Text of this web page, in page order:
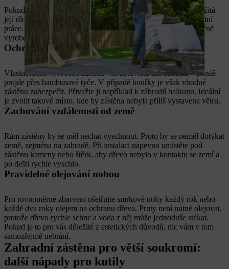
Pokud si chcete vyrobit dřevěnou zástěnu, je pro vás jistě důležitá
její dlouhá životnost. Koneckonců to svědčí o kvalitě vaší vlastní
práce. Následující tipy vám ukážou, jak se můžete z vlastnoručně
vyrobené zástěny těšit spoustu let.
Ochrana zástěny před větrem
Vlastnoručně vyrobené zástěně vítr zpravidla nic neudělá – prostě
projde přes bambusové tyče. V případě bouřky je však vhodné
zástěnu zabezpečit. Přivažte ji například k zábradlí balkonu. Ideální
je zvolit takové místo, kde by zástěna nebyla příliš vystavena větru.
Zachování vzdálenosti od země
Rám zástěny by se měl nechat vyschnout. Proto by se neměl dotýkat
země, zejména na zahradě. Při instalaci napevno umístěte pod
zástěnu kameny nebo štěrk, aby dřevo nebylo v kontaktu se zemí a
po dešti rychle vyschlo.
Pravidelné olejování nohou
Pro rovnoměrné zbarvení ošetřujte smrkové nohy každý rok nebo
každé dva roky olejem na ochranu dřeva. Pruty není nutné olejovat,
protože dřevo rychle schne a voda z něj může jednoduše stékat.
Pokud je to pro vás důležité z estetických důvodů, nic vám v tom
samozřejmě nebrání.
Zahradní zástěna pro větší soukromí:
další nápady pro kutily